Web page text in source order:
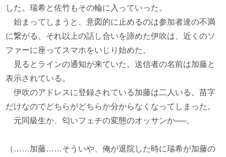
した。瑞希と佐竹もその輪に入っていった。
始まってしまうと、意図的に止めるのは参加者達の不満
に繋がる。それ以上の話し合いを諦めた伊吹は、近くのソ
ファーに座ってスマホをいじり始めた。
見るとラインの通知が来ていた。送信者の名前は加藤と
表示されている。
伊吹のアドレスに登録されている加藤は二人いる。苗字
だけなのでどちらがどちらか分からなくなってしまった。
元同級生か、匂いフェチの変態のオッサンか──。
（……加藤……そういや、俺が退院した時に瑞希が加藤の